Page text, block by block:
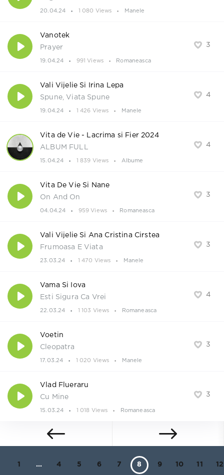
20.04.24 1 080 Views Manele
3
Vanotek
Prayer
19.04.24 991 Views Romaneasca
4
Vali Vijelie Si Irina Lepa
Spune, Viata Spune
19.04.24 1 426 Views Manele
4
Vita de Vie - Lacrima si Fier 2024
ALBUM FULL
15.04.24 1 839 Views Albume
3
Vita De Vie Si Nane
On And On
04.04.24 959 Views Romaneasca
3
Vali Vijelie Si Ana Cristina Cirstea
Frumoasa E Viata
23.03.24 1 470 Views Manele
4
Vama Si Iova
Esti Sigura Ca Vrei
22.03.24 1 103 Views Romaneasca
3
Voetin
Cleopatra
17.03.24 1 020 Views Manele
3
Vlad Flueraru
Cu Mine
15.03.24 1 018 Views Romaneasca
1 ... 4 5 6 7 8 9 10 11 12